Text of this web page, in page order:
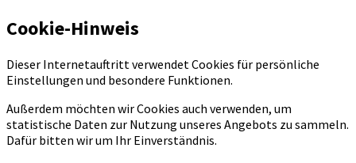
Cookie-Hinweis
Dieser Internetauftritt verwendet Cookies für persönliche
Einstellungen und besondere Funktionen.
Außerdem möchten wir Cookies auch verwenden, um
statistische Daten zur Nutzung unseres Angebots zu sammeln.
Dafür bitten wir um Ihr Einverständnis.